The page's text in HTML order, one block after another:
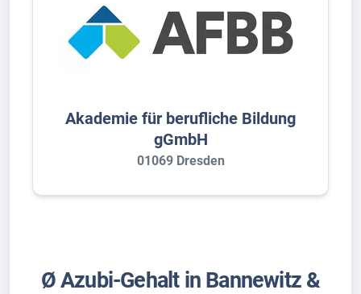
Akademie für berufliche Bildung
gGmbH
01069 Dresden
Ø Azubi-Gehalt in Bannewitz &